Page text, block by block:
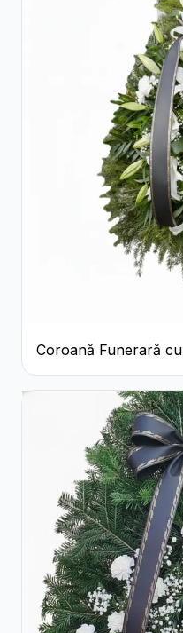
Coroană Funerară
Garoafe Albe